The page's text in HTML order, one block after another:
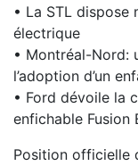
• La STL dispose
électrique
• Montréal-Nord:
l’adoption d’un
• Ford dévoile la
enfichable Fusion
Position officielle